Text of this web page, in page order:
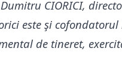
CIORICI,
este şi
de tineret,